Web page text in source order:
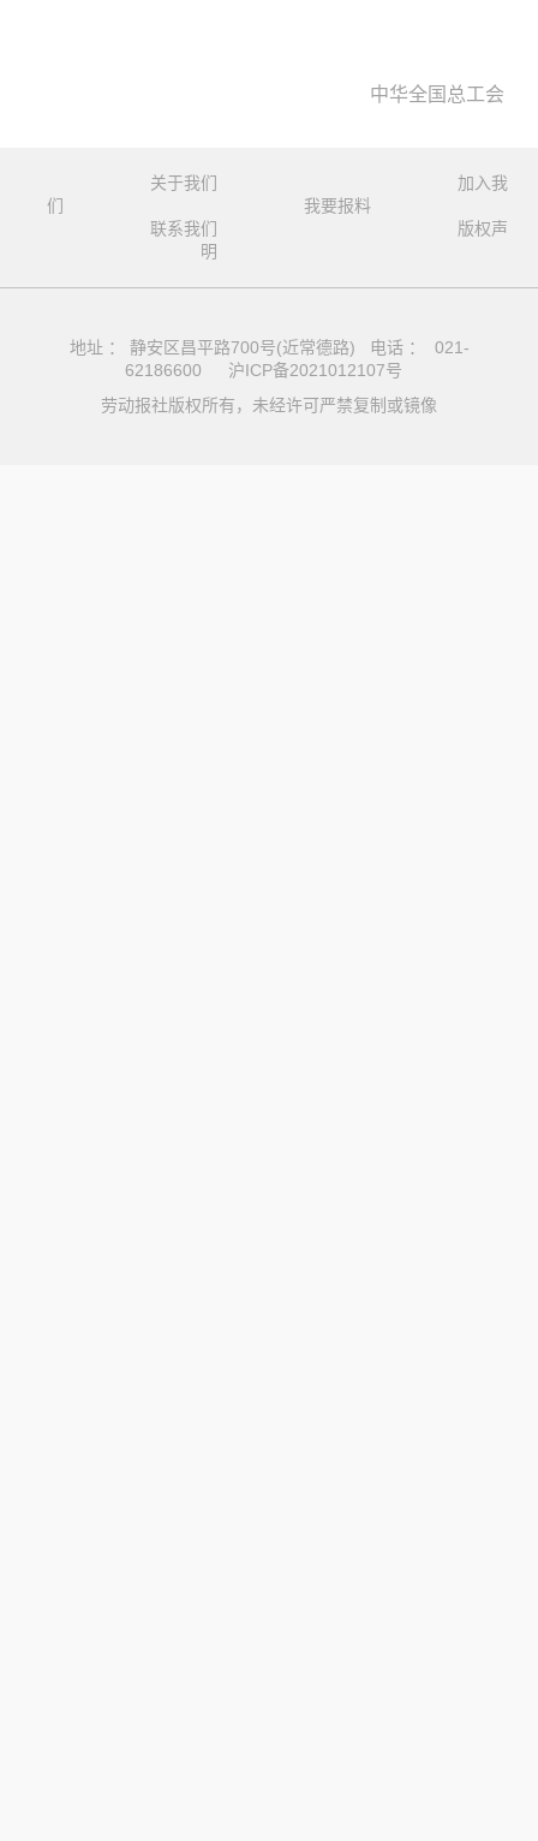
中华全国总工会
关于我们
加入我
们
我要报料
联系我们
版权声
明
地址 ： 静安区昌平路700号(近常德路) 电话 ： 021-
62186600
沪ICP备2021012107号
劳动报社版权所有，未经许可严禁复制或镜像